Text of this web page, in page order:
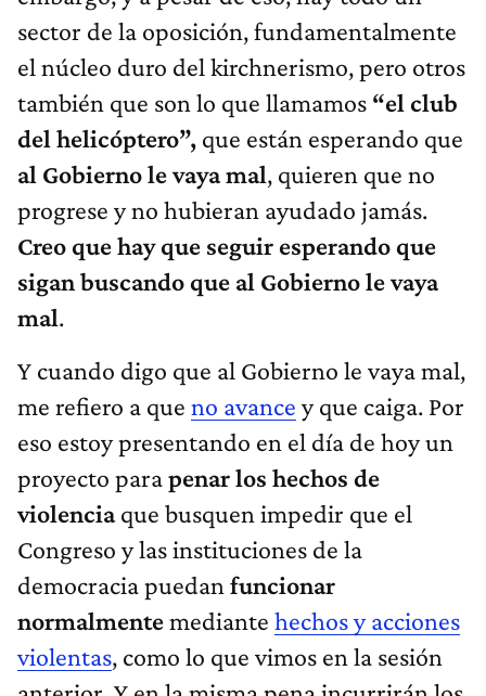
sector de la oposición, fundamentalmente
el núcleo duro del kirchnerismo, pero otros
también que son lo que llamamos “el club
del helicóptero”, que están esperando que
al Gobierno le vaya mal, quieren que no
progrese y no hubieran ayudado jamás.
Creo que hay que seguir esperando que
sigan buscando que al Gobierno le vaya
mal.
Y cuando digo que al Gobierno le vaya mal,
me refiero a que no avance y que caiga. Por
eso estoy presentando en el día de hoy un
proyecto parapenar los hechos de
violenciaque busquen impedir que el
Congreso y las instituciones de la
democracia puedan funcionar
normalmentemediante hechos y acciones
violentas, como lo que vimos en la sesión